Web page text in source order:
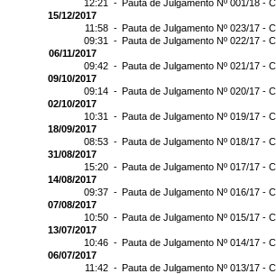
12:21 - Pauta de Julgamento Nº 001/18 -
15/12/2017
11:58 - Pauta de Julgamento Nº 023/17 -
09:31 - Pauta de Julgamento Nº 022/17 -
06/11/2017
09:42 - Pauta de Julgamento Nº 021/17 -
09/10/2017
09:14 - Pauta de Julgamento Nº 020/17 -
02/10/2017
10:31 - Pauta de Julgamento Nº 019/17 -
18/09/2017
08:53 - Pauta de Julgamento Nº 018/17 -
31/08/2017
15:20 - Pauta de Julgamento Nº 017/17 -
14/08/2017
09:37 - Pauta de Julgamento Nº 016/17 -
07/08/2017
10:50 - Pauta de Julgamento Nº 015/17 -
13/07/2017
10:46 - Pauta de Julgamento Nº 014/17 -
06/07/2017
11:42 - Pauta de Julgamento Nº 013/17 -